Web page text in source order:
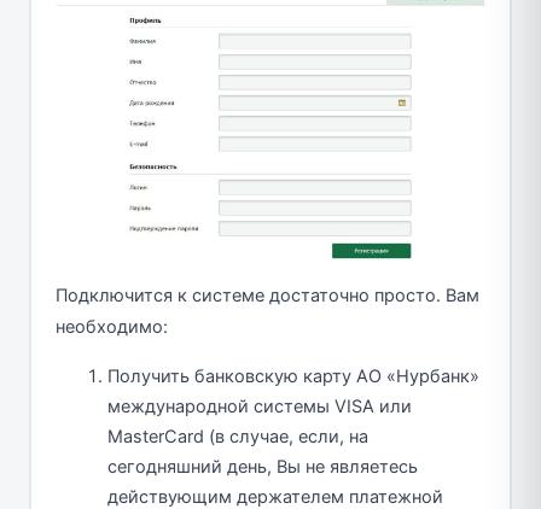
Подключится к системе достаточно просто. Вам
необходимо:
Получить банковскую карту АО «Нурбанк»
международной системы VISA или
MasterCard (в случае, если, на
сегодняшний день, Вы не являетесь
действующим держателем платежной